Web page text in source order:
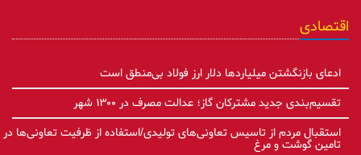
اقتصادی
ادعای بازنگشتن میلیاردها دلار ارز فولاد بی‌منطق است
تقسیم‌بندی جدید مشترکان گاز؛ عدالت مصرف در ۱۳۰۰ شهر
استقبال مردم از تاسیس تعاونی‌های تولیدی/استفاده از ظرفیت تعاونی‌ها در
تامین گوشت و مرغ